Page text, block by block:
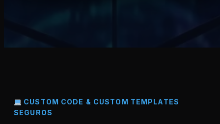
CUSTOM CODE & CUSTOM TEMPLATES
SEGUROS